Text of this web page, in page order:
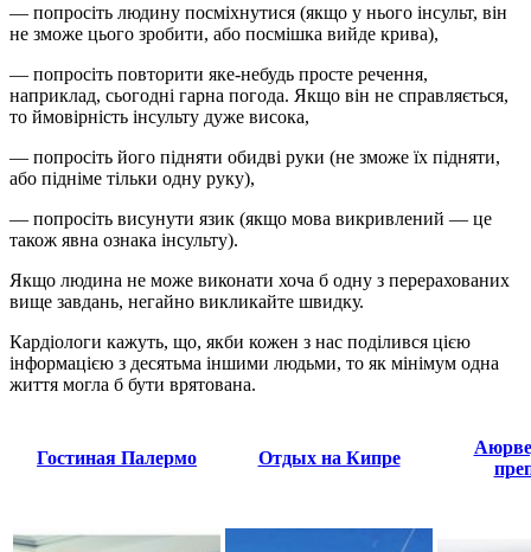
— попросіть людину посміхнутися (якщо у нього інсульт, він
не зможе цього зробити, або посмішка вийде крива),
— попросіть повторити яке-небудь просте речення,
наприклад, сьогодні гарна погода. Якщо він не справляється,
то ймовірність інсульту дуже висока,
— попросіть його підняти обидві руки (не зможе їх підняти,
або підніме тільки одну руку),
— попросіть висунути язик (якщо мова викривлений — це
також явна ознака інсульту).
Якщо людина не може виконати хоча б одну з перерахованих
вище завдань, негайно викликайте швидку.
Кардіологи кажуть, що, якби кожен з нас поділився цією
інформацією з десятьма іншими людьми, то як мінімум одна
життя могла б бути врятована.
Гостиная Палермо Отдых на Кипре